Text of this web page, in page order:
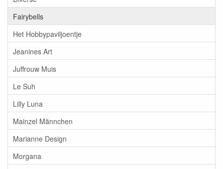
Fairybells
Het Hobbypaviljoentje
Jeanines Art
Juffrouw Muis
Le Suh
Lilly Luna
Mainzel Männchen
Marianne Design
Morgana